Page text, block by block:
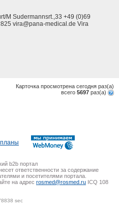
M Sudermannsrt.,33 +49 (0)69
vira@pana-medical.de Vira
Карточка просмотрена сегодня раз(a)
всего 5697 раз(a)
b2b портал
ответственности за содержание
и посетителями портала.
на адрес rosmed@rosmed.ru ICQ 108
sec